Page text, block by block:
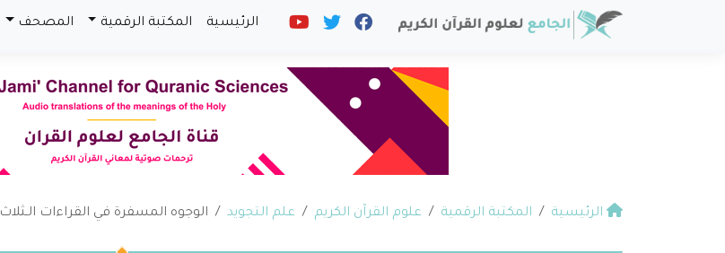
الرئيسية المكتبة الرقمية المصحف
الرئيسية المكتبة الرقمية علوم القرآن الكريم علم التجويد الوجوه المسفرة في القراءات الـثلاث